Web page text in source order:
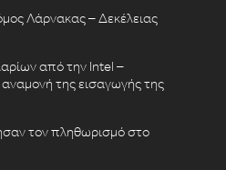
Λάρνακας – Δεκέλειας
από την Intel –
αναμονή της εισαγωγής της
τον πληθωρισμό στο